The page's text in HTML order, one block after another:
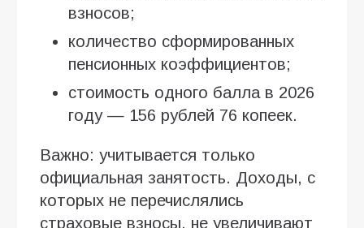
взносов;
количество сформированных
пенсионных коэффициентов;
стоимость одного балла в 2026
году — 156 рублей 76 копеек.
Важно: учитывается только
официальная занятость. Доходы, с
которых не перечислялись
страховые взносы, не увеличивают